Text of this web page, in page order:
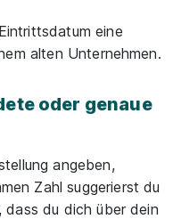
eine
alten Unternehmen.
oder genaue
angeben,
Zahl suggerierst du
dass du dich über dein